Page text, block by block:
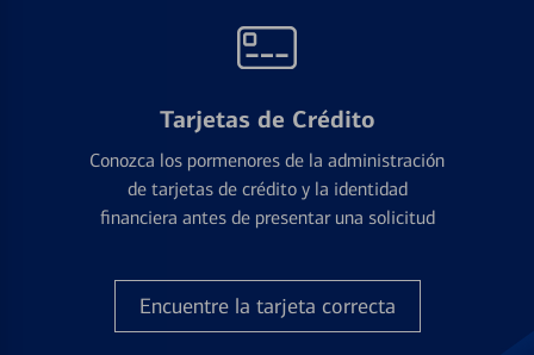
Tarjetas de Crédito
Conozca los pormenores de la administración
de tarjetas de crédito y la identidad
financiera antes de presentar una solicitud
Encuentre la tarjeta correcta